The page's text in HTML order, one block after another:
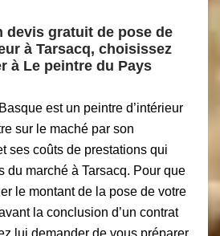
devis gratuit de pose de
à Tarsacq, choisissez
à Le peintre du Pays
est un peintre d’intérieur
sur le maché par son
ses coûts de prestations qui
du marché à Tarsacq. Pour que
le montant de la pose de votre
la conclusion d’un contrat
lui demander de vous préparer